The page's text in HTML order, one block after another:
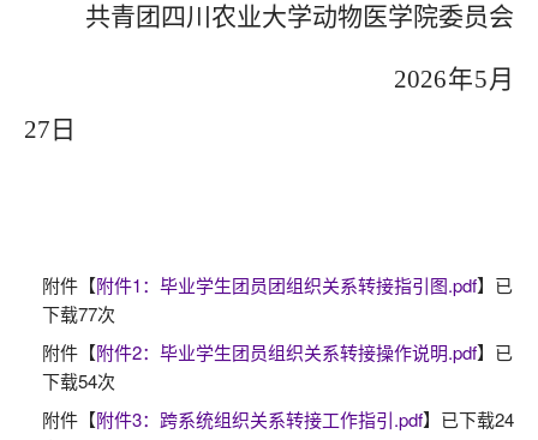
共青团四川农业大学动物医学院委员会
2026年5月
27日
附件【附件1：毕业学生团员团组织关系转接指引图.pdf】已
下载77次
附件【附件2：毕业学生团员组织关系转接操作说明.pdf】已
下载54次
附件【附件3：跨系统组织关系转接工作指引.pdf】已下载24